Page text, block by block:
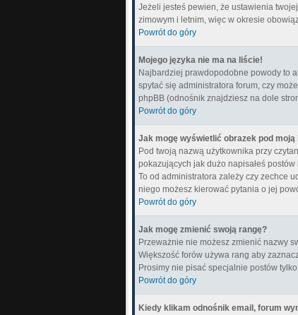
Jeżeli jesteś pewien, że ustawienia
zimowym i letnim, więc w okresie
Powrót do góry
Mojego języka nie ma na liście!
Najbardziej prawdopodobne powody to
spytać się administratora forum, czy
phpBB (odnośnik znajdziesz na dole
Powrót do góry
Jak mogę wyświetlić obrazek pod
Pod twoją nazwą użytkownika przy
pokazujących jak dużo napisałeś
To od administratora zależy czy zechce
niego możesz kierować pytania o jej
Powrót do góry
Jak mogę zmienić swoją rangę?
Przeważnie nie możesz zmienić nazwy
Większość forów używa rang aby
Prosimy nie pisać specjalnie postów
Powrót do góry
Kiedy klikam odnośnik email, forum